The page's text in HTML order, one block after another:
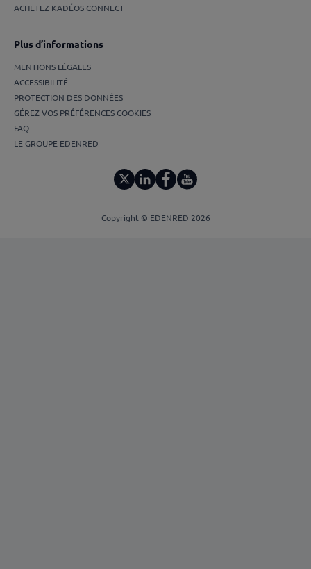
ACHETEZ KADÉOS CONNECT
Plus d’informations
MENTIONS LÉGALES
ACCESSIBILITÉ
PROTECTION DES DONNÉES
GÉREZ VOS PRÉFÉRENCES COOKIES
FAQ
LE GROUPE EDENRED
Copyright © EDENRED 2026